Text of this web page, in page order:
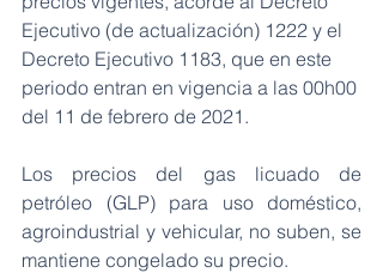
Ejecutivo (de actualización) 1222 y el
Decreto Ejecutivo 1183, que en este
periodo entran en vigencia a las 00h00
del 11 de febrero de 2021.
Los precios del gas licuado de
petróleo (GLP) para uso doméstico,
agroindustrial y vehicular, no suben, se
mantiene congelado su precio.